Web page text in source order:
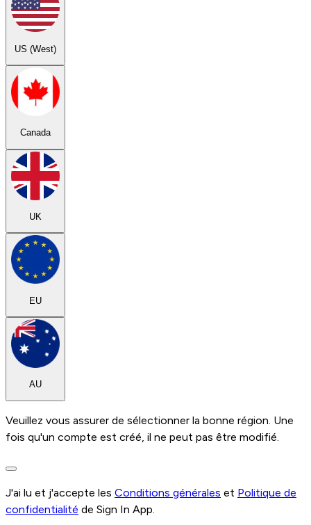
US (West)
Canada
UK
EU
AU
Veuillez vous assurer de sélectionner la bonne région. Une
fois qu'un compte est créé, il ne peut pas être modifié.
J'ai lu et j'accepte les Conditions générales et Politique de
confidentialité de Sign In App.